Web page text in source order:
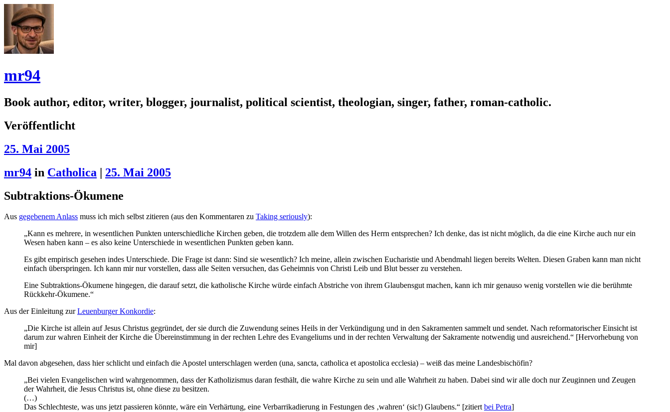
mr94
Book author, editor, writer, blogger, journalist, political scientist, theologian, singer, father, roman-catholic.
Veröffentlicht
25. Mai 2005
mr94 in Catholica | 25. Mai 2005
Subtraktions-Ökumene
Aus gegebenem Anlass muss ich mich selbst zitieren (aus den Kommentaren zu Taking seriously):
„Kann es mehrere, in wesentlichen Punkten unterschiedliche Kirchen geben, die trotzdem alle dem Willen des Herrn entsprechen? Ich denke, das ist nicht möglich, da die eine Kirche auch nur ein
Wesen haben kann – es also keine Unterschiede in wesentlichen Punkten geben kann.
Es gibt empirisch gesehen indes Unterschiede. Die Frage ist dann: Sind sie wesentlich? Ich meine, allein zwischen Eucharistie und Abendmahl liegen bereits Welten. Diesen Graben kann man nicht
einfach überspringen. Ich kann mir nur vorstellen, dass alle Seiten versuchen, das Geheimnis von Christi Leib und Blut besser zu verstehen.
Eine Subtraktions-Ökumene hingegen, die darauf setzt, die katholische Kirche würde einfach Abstriche von ihrem Glaubensgut machen, kann ich mir genauso wenig vorstellen wie die berühmte
Rückkehr-Ökumene.“
Aus der Einleitung zurLeuenburger Konkordie:
„Die Kirche ist allein auf Jesus Christus gegründet, der sie durch die Zuwendung seines Heils in der Verkündigung und in den Sakramenten sammelt und sendet. Nach reformatorischer Einsicht ist
darum zur wahren Einheit der Kirche die Übereinstimmung in der rechten Lehre des Evangeliums und in der rechten Verwaltung der Sakramente notwendig und ausreichend.“ [Hervorhebung von
mir]
Mal davon abgesehen, dass hier schlicht und einfach die Apostel unterschlagen werden (una, sancta, catholica et apostolica ecclesia) – weiß das meine Landesbischöfin?
„Bei vielen Evangelischen wird wahrgenommen, dass der Katholizismus daran festhält, die wahre Kirche zu sein und alle Wahrheit zu haben. Dabei sind wir alle doch nur Zeuginnen und Zeugen
der Wahrheit, die Jesus Christus ist, ohne diese zu besitzen.
(…)
Das Schlechteste, was uns jetzt passieren könnte, wäre ein Verhärtung, eine Verbarrikadierung in Festungen des ‚wahren‘ (sic!) Glaubens.“ [zitiertbei Petra]